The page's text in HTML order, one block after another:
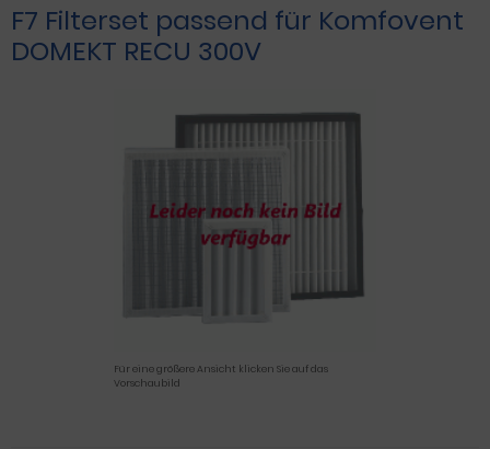
F7 Filterset passend für Komfovent
DOMEKT RECU 300V
Für eine größere Ansicht klicken Sie auf das
Vorschaubild